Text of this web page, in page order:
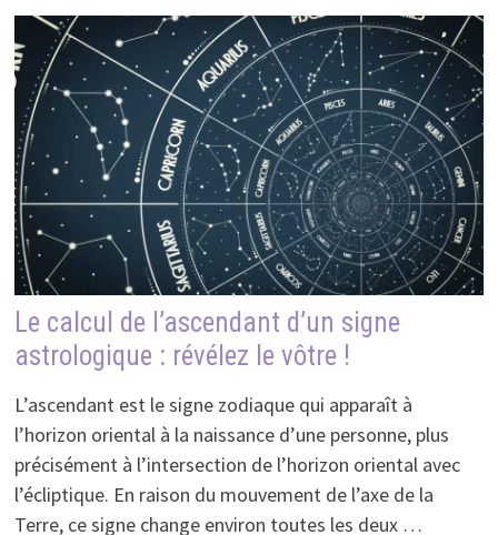
Le calcul de l’ascendant d’un signe
astrologique : révélez le vôtre !
L’ascendant est le signe zodiaque qui apparaît à
l’horizon oriental à la naissance d’une personne, plus
précisément à l’intersection de l’horizon oriental avec
l’écliptique. En raison du mouvement de l’axe de la
Terre, ce signe change environ toutes les deux …